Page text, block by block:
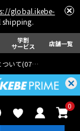
global.ikebe-
学割
サービス 店舗一覧
ついて(07月29日
0